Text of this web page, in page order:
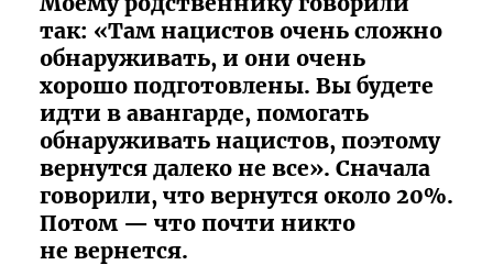
так: «Там нацистов очень сложно
обнаруживать, и они очень
хорошо подготовлены. Вы будете
идти в авангарде, помогать
обнаруживать нацистов, поэтому
вернутся далеко не все». Сначала
говорили, что вернутся около 20%.
Потом — что почти никто
не вернется.